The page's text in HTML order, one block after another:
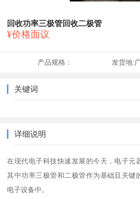
回收功率三极管回收二极管
¥价格面议
产品规格： 发货地:
关键词
详细说明
在现代电子科技快速发展的今天，电子元
其中功率三极管和二极管作为基础且关键
电子设备中。